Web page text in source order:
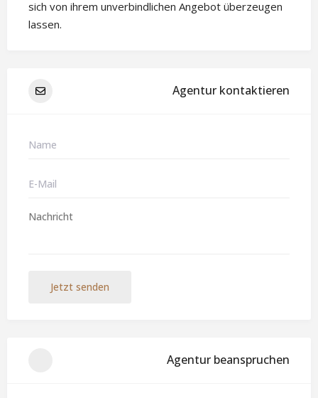
sich von ihrem unverbindlichen Angebot überzeugen
lassen.
Agentur kontaktieren
Jetzt senden
Agentur beanspruchen